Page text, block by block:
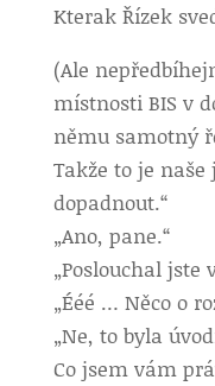
Kterak Řízek
(Ale
místnosti BIS v
němu samotný
Takže to je
dopadnout.“
„Ano, pane.“
„Poslouchal jste
„Ééé … Něco o
„Ne, to byla
Co jsem vám